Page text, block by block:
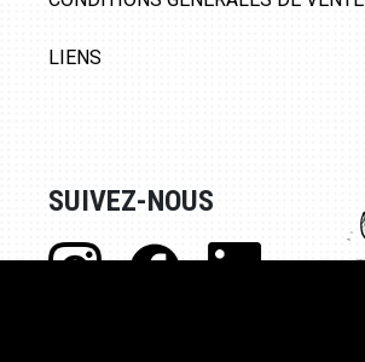
LIENS
SUIVEZ-NOUS